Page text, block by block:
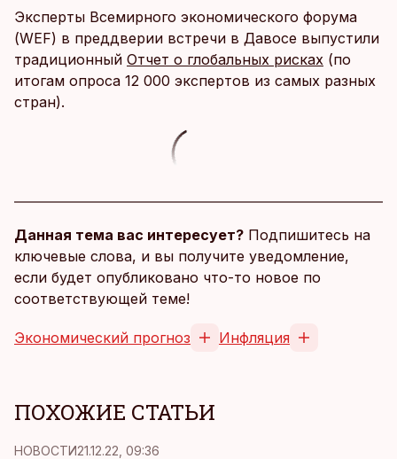
Эксперты Всемирного экономического форума
(WEF) в преддверии встречи в Давосе выпустили
традиционный Отчет о глобальных рисках (по
итогам опроса 12 000 экспертов из самых разных
стран).
Данная тема вас интересует? Подпишитесь на
ключевые слова, и вы получите уведомление,
если будет опубликовано что-то новое по
соответствующей теме!
Экономический прогноз Инфляция
ПОХОЖИЕ СТАТЬИ
НОВОСТИ21.12.22, 09:36